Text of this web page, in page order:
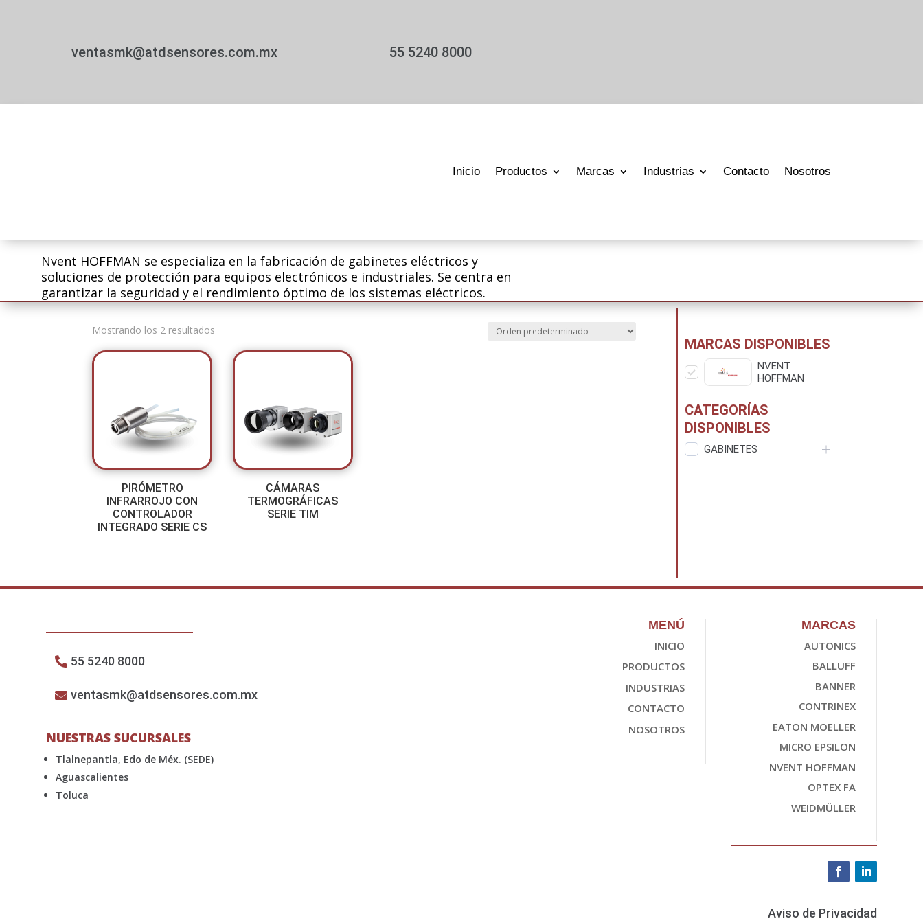
ventasmk@atdsensores.com.mx 55 5240 8000
Inicio Productos Marcas Industrias Contacto Nosotros
Nvent HOFFMAN se especializa en la fabricación de gabinetes eléctricos y
soluciones de protección para equipos electrónicos e industriales. Se centra en
garantizar la seguridad y el rendimiento óptimo de los sistemas eléctricos.
Mostrando los 2 resultados
PIRÓMETRO
INFRARROJO CON
CONTROLADOR
INTEGRADO SERIE CS
CÁMARAS
TERMOGRÁFICAS
SERIE TIM
MARCAS DISPONIBLES
NVENT
HOFFMAN
CATEGORÍAS
DISPONIBLES
GABINETES
55 5240 8000
ventasmk@atdsensores.com.mx
NUESTRAS SUCURSALES
Tlalnepantla, Edo de Méx. (SEDE)
Aguascalientes
Toluca
MENÚ
INICIO
PRODUCTOS
INDUSTRIAS
CONTACTO
NOSOTROS
MARCAS
AUTONICS
BALLUFF
BANNER
CONTRINEX
EATON MOELLER
MICRO EPSILON
NVENT HOFFMAN
OPTEX FA
WEIDMÜLLER
Aviso de Privacidad